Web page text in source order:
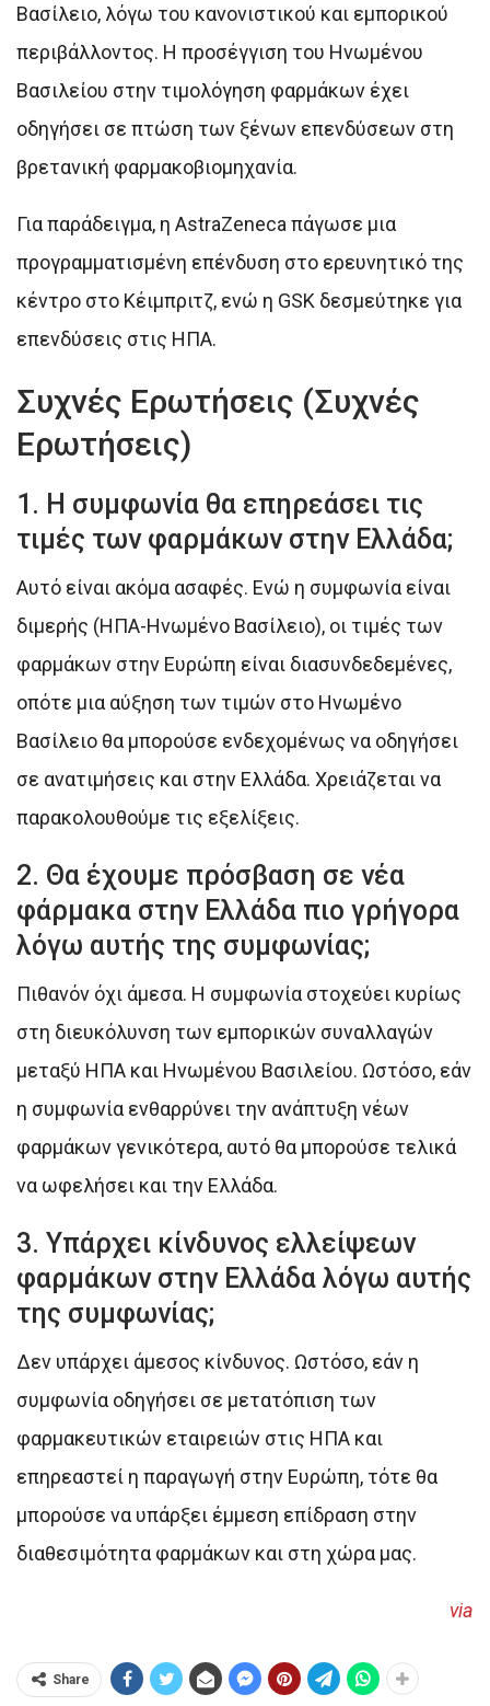
Βασίλειο, λόγω του κανονιστικού και εμπορικού
περιβάλλοντος. Η προσέγγιση του Ηνωμένου
Βασιλείου στην τιμολόγηση φαρμάκων έχει
οδηγήσει σε πτώση των ξένων επενδύσεων στη
βρετανική φαρμακοβιομηχανία.
Για παράδειγμα, η AstraZeneca πάγωσε μια
προγραμματισμένη επένδυση στο ερευνητικό της
κέντρο στο Κέιμπριτζ, ενώ η GSK δεσμεύτηκε για
επενδύσεις στις ΗΠΑ.
Συχνές Ερωτήσεις (Συχνές
Ερωτήσεις)
1. Η συμφωνία θα επηρεάσει τις
τιμές των φαρμάκων στην Ελλάδα;
Αυτό είναι ακόμα ασαφές. Ενώ η συμφωνία είναι
διμερής (ΗΠΑ-Ηνωμένο Βασίλειο), οι τιμές των
φαρμάκων στην Ευρώπη είναι διασυνδεδεμένες,
οπότε μια αύξηση των τιμών στο Ηνωμένο
Βασίλειο θα μπορούσε ενδεχομένως να οδηγήσει
σε ανατιμήσεις και στην Ελλάδα. Χρειάζεται να
παρακολουθούμε τις εξελίξεις.
2. Θα έχουμε πρόσβαση σε νέα
φάρμακα στην Ελλάδα πιο γρήγορα
λόγω αυτής της συμφωνίας;
Πιθανόν όχι άμεσα. Η συμφωνία στοχεύει κυρίως
στη διευκόλυνση των εμπορικών συναλλαγών
μεταξύ ΗΠΑ και Ηνωμένου Βασιλείου. Ωστόσο, εάν
η συμφωνία ενθαρρύνει την ανάπτυξη νέων
φαρμάκων γενικότερα, αυτό θα μπορούσε τελικά
να ωφελήσει και την Ελλάδα.
3. Υπάρχει κίνδυνος ελλείψεων
φαρμάκων στην Ελλάδα λόγω αυτής
της συμφωνίας;
Δεν υπάρχει άμεσος κίνδυνος. Ωστόσο, εάν η
συμφωνία οδηγήσει σε μετατόπιση των
φαρμακευτικών εταιρειών στις ΗΠΑ και
επηρεαστεί η παραγωγή στην Ευρώπη, τότε θα
μπορούσε να υπάρξει έμμεση επίδραση στην
διαθεσιμότητα φαρμάκων και στη χώρα μας.
via
Share